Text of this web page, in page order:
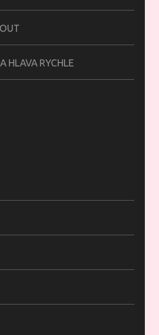
HLAVA RYCHLE